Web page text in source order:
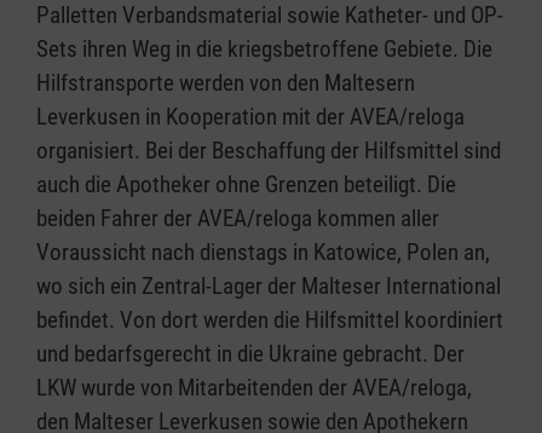
Palletten Verbandsmaterial sowie Katheter- und OP-
Sets ihren Weg in die kriegsbetroffene Gebiete. Die
Hilfstransporte werden von den Maltesern
Leverkusen in Kooperation mit der AVEA/reloga
organisiert. Bei der Beschaffung der Hilfsmittel sind
auch die Apotheker ohne Grenzen beteiligt. Die
beiden Fahrer der AVEA/reloga kommen aller
Voraussicht nach dienstags in Katowice, Polen an,
wo sich ein Zentral-Lager der Malteser International
befindet. Von dort werden die Hilfsmittel koordiniert
und bedarfsgerecht in die Ukraine gebracht. Der
LKW wurde von Mitarbeitenden der AVEA/reloga,
den Malteser Leverkusen sowie den Apothekern